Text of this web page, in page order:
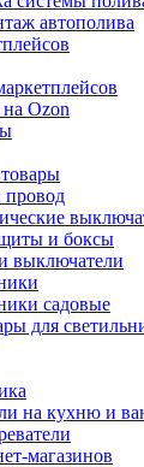
автополива
Ozon
провод
и боксы
выключатели
садовые
для
на кухню и
магазинов